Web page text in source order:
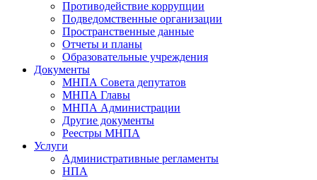
Противодействие коррупции
Подведомственные организации
Пространственные данные
Отчеты и планы
Образовательные учреждения
Документы
МНПА Совета депутатов
МНПА Главы
МНПА Администрации
Другие документы
Реестры МНПА
Услуги
Административные регламенты
НПА